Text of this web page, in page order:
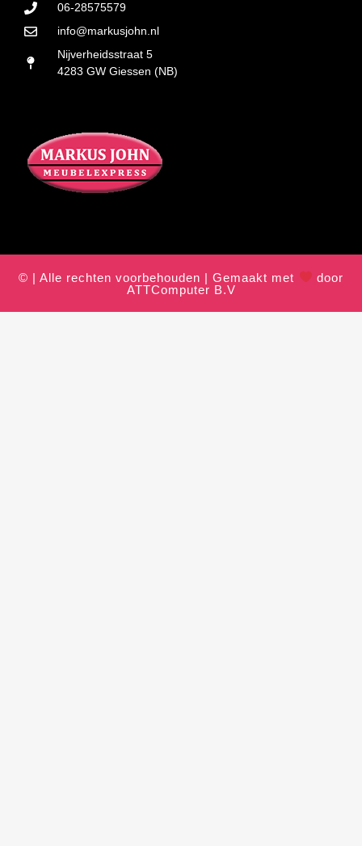
06-28575579
info@markusjohn.nl
Nijverheidsstraat 5
4283 GW Giessen (NB)
© | Alle rechten voorbehouden | Gemaakt met
door
ATTComputer B.V